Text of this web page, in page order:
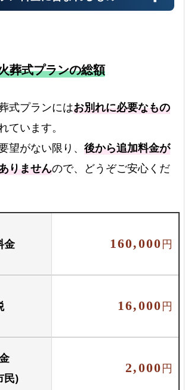
霊柩車
火葬場までの霊柩費用
火葬場でのご案内
お骨壺セット
骨壺と骨箱のセットです
葬式プランの総額
式プランにはお別れに必要なもの
ています。
望がない限り、 後から追加料金が
りませんので、どうぞご安心くだ
金 160,000円
16,000円
民)
2,000円